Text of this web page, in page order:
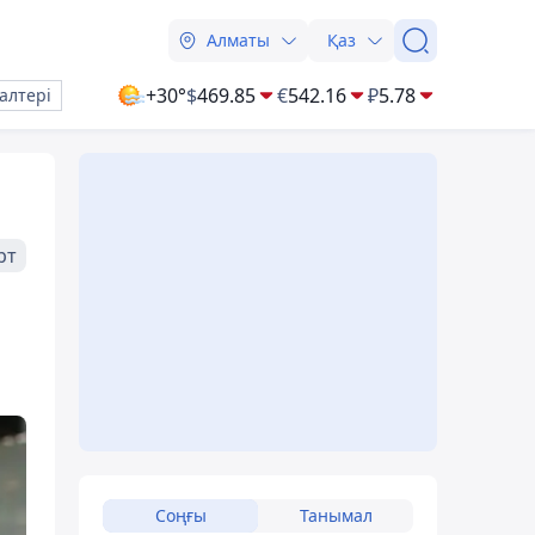
Алматы Қаз
+30°$469.85 €542.16 ₽5.78
Соңғы Танымал